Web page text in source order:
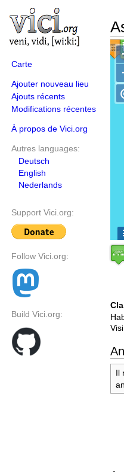
Carte
Ajouter nouveau lieu
Ajouts récents
Modifications récentes
À propos de Vici.org
Autres languages:
Deutsch
English
Nederlands
Support Vici.org:
Follow Vici.org:
Build Vici.org:
Il